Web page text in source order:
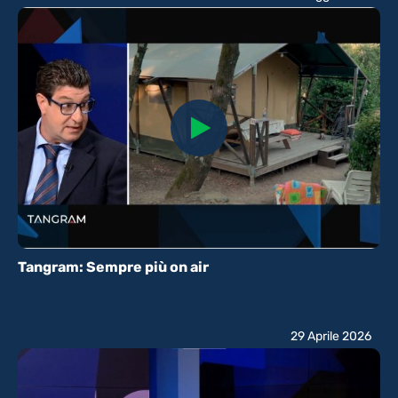
Tangram: Sempre più on air
29 Aprile 2026